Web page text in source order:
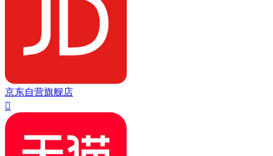
京东自营旗舰店
